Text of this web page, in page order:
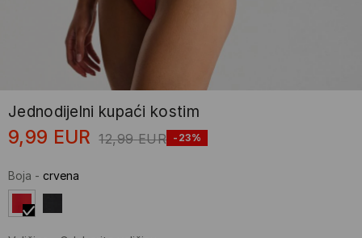
Jednodijelni kupaći kostim
9,99 EUR 12,99 EUR -23%
Boja - crvena